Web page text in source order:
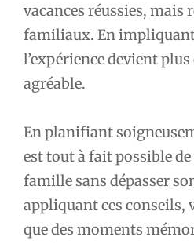
vacances réussies, mais
familiaux. En
l’expérience devient
agréable.
En planifiant
est tout à fait possible
famille sans dépasser
appliquant ces conseils,
que des moments